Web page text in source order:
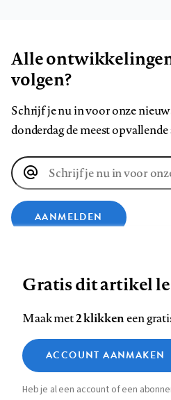
Alle
volgen?
Schrijf je nu in voor onze
donderdag de meest
E-
mailadres
AANMELDEN
op
Facebook
op
LinkedIn
op
Bluesky
ons
op
Footer
Contact Colofon Disclaimer
Zie onze cookie policy
Analytische cookies
Marketing cookies
Gratis dit artikel
Maak met2 klikkeneen
ACCOUNT AANMAKEN
Heb je al een account of een